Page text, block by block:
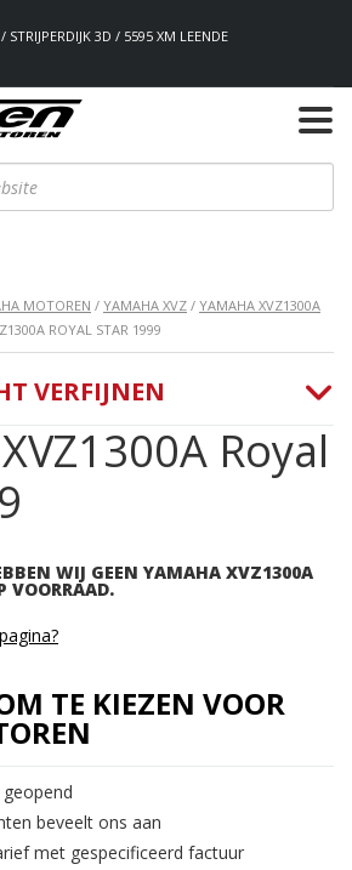
STRIJPERDIJK 3D / 5595 XM LEENDE
MOTOREN / YAMAHA XVZ / YAMAHA XVZ1300A
ROYAL STAR 1999
Royal
WIJ GEEN YAMAHA XVZ1300A
VOORRAAD.
VERFIJNEN
TE KIEZEN VOOR
beveelt ons aan
met gespecificeerd factuur